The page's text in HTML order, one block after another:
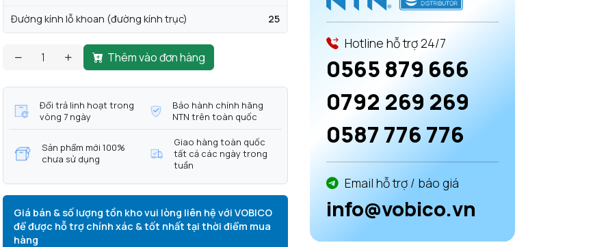
Đường kính lỗ khoan (đường kính trục) 25
Thêm vào đơn hàng
Đổi trả linh hoạt trong
vòng 7 ngày
Bảo hành chính hãng
NTN trên toàn quốc
Sản phẩm mới 100%
chưa sử dụng
Giao hàng toàn quốc
tất cả các ngày trong
tuần
Giá bán & số lượng tồn kho vui lòng liên hệ với VOBICO
để được hỗ trợ chính xác & tốt nhất tại thời điểm mua
hàng
Hotline hỗ trợ 24/7
0565 879 666
0792 269 269
0587 776 776
Email hỗ trợ / báo giá
info@vobico.vn